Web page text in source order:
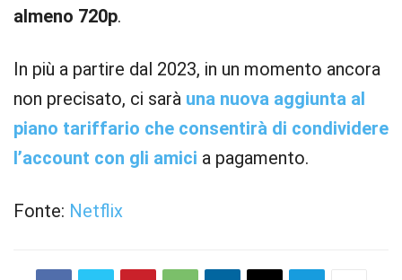
almeno 720p.
In più a partire dal 2023, in un momento ancora
non precisato, ci sarà una nuova aggiunta al
piano tariffario che consentirà di condividere
l’account con gli amici a pagamento.
Fonte: Netflix